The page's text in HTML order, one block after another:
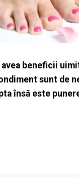
beneficii
sunt de
însă este